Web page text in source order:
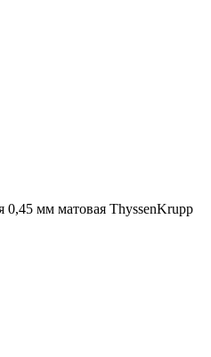
мм матовая ThyssenKrupp